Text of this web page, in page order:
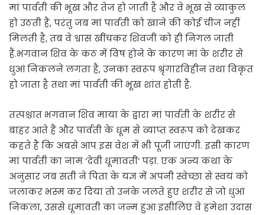
मां पार्वती की भूख और तेज हो जाती है और वे भूख से व्याकुल
हो उठती हैं, परंतु जब मां पार्वती को खाने की कोई चीज नहीं
मिलती है, तब वे श्वास खींचकर शिवजी को ही निगल जाती
हैं.भगवान शिव के कंठ में विष होने के कारण मां के शरीर से
धुआं निकलने लगता है, उनका स्वरूप श्रृंगारविहीन तथा विकृत
हो जाता है तथा मां पार्वती की भूख शांत होती है.
तत्पश्चात भगवान शिव माया के द्वारा मां पार्वती के शरीर से
बाहर आते हैं और पार्वती के धूम से व्याप्त स्वरूप को देखकर
कहते हैं कि अबसे आप इस वेश में भी पूजी जाएंगी. इसी कारण
मां पार्वती का नाम ‘देवी धूमावती’ पड़ा. एक अन्य कथा के
अनुसार जब सती ने पिता के यज्ञ में अपनी स्वेच्छा से स्वयं को
जलाकर भस्म कर दिया तो उनके जलते हुए शरीर से जो धुआं
निकला, उससे धूमावती का जन्म हुआ इसीलिए वे हमेशा उदास